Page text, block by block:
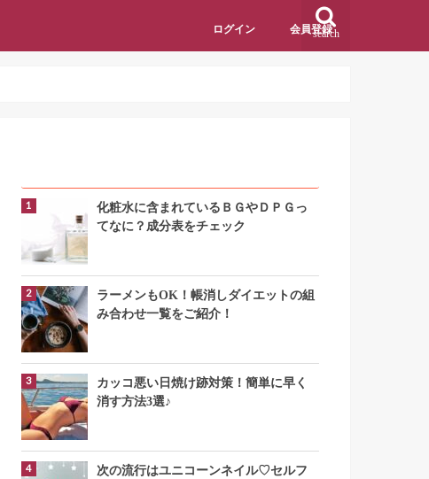
search
ログイン 会員登録
化粧水に含まれているＢＧやＤＰＧっ
てなに？成分表をチェック
ラーメンもOK！帳消しダイエットの組
み合わせ一覧をご紹介！
カッコ悪い日焼け跡対策！簡単に早く
消す方法3選♪
次の流行はユニコーンネイル♡セルフ